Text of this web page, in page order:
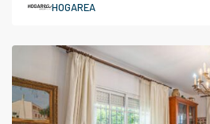
HOGAREA